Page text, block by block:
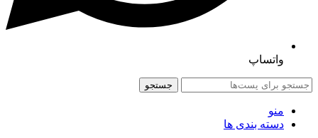
واتساپ
جستجو
منو
دسته بندی ها